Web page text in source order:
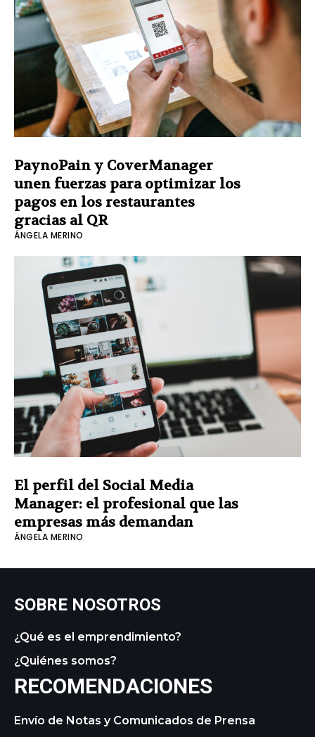
PaynoPain y CoverManager
unen fuerzas para optimizar los
pagos en los restaurantes
gracias al QR
ÁNGELA MERINO
El perfil del Social Media
Manager: el profesional que las
empresas más demandan
ÁNGELA MERINO
SOBRE NOSOTROS
¿Qué es el emprendimiento?
¿Quiénes somos?
RECOMENDACIONES
Envío de Notas y Comunicados de Prensa